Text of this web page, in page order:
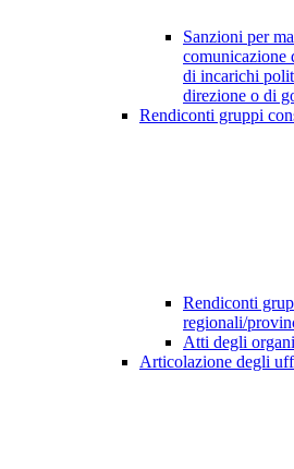
Sanzioni per
comunicazione
di incarichi
direzione o di
Rendiconti gruppi
Rendiconti
regionali/
Atti degli
Articolazione degli